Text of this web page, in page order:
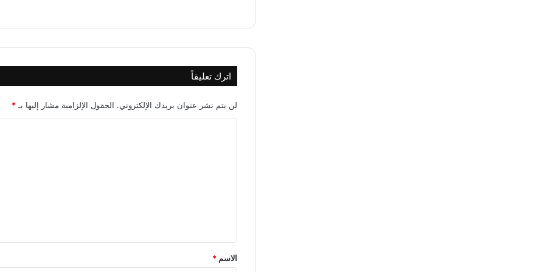
اترك تعليقاً
لن يتم نشر عنوان بريدك الإلكتروني. الحقول الإلزامية مشار إليها بـ*
*
الاسم *